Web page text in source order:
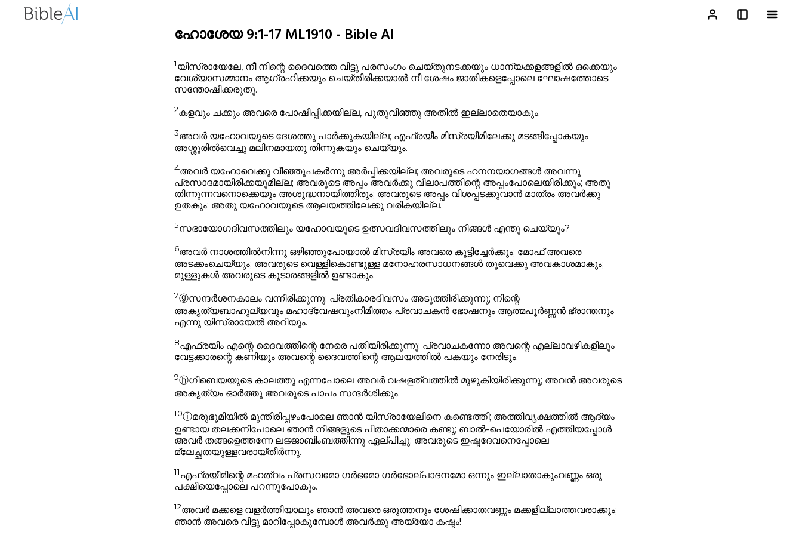
ഹോശേയ 9:1-17 ML1910 - Bible AI
1യിസ്രായേലേ, നീ നിന്റെ ദൈവത്തെ വിട്ടു പരസംഗം ചെയ്തുനടക്കയും ധാന്യക്കളങ്ങളിൽ ഒക്കെയും
വേശ്യാസമ്മാനം ആഗ്രഹിക്കയും ചെയ്തിരിക്കയാൽ നീ ശേഷം ജാതികളെപ്പോലെ ഘോഷത്തോടെ
സന്തോഷിക്കരുതു.
2കളവും ചക്കും അവരെ പോഷിപ്പിക്കയില്ല, പുതുവീഞ്ഞു അതിൽ ഇല്ലാതെയാകും.
3അവർ യഹോവയുടെ ദേശത്തു പാർക്കുകയില്ല; എഫ്രയീം മിസ്രയീമിലേക്കു മടങ്ങിപ്പോകയും
അശ്ശൂരിൽവെച്ചു മലിനമായതു തിന്നുകയും ചെയ്യും.
4അവർ യഹോവെക്കു വീഞ്ഞുപകർന്നു അർപ്പിക്കയില്ല; അവരുടെ ഹനനയാഗങ്ങൾ അവന്നു
പ്രസാദമായിരിക്കയുമില്ല; അവരുടെ അപ്പം അവർക്കു വിലാപത്തിന്റെ അപ്പംപോലെയിരിക്കും; അതു
തിന്നുന്നവനൊക്കെയും അശുദ്ധനായിത്തീരും; അവരുടെ അപ്പം വിശപ്പടക്കുവാൻ മാത്രം അവർക്കു
ഉതകും; അതു യഹോവയുടെ ആലയത്തിലേക്കു വരികയില്ല.
5സഭായോഗദിവസത്തിലും യഹോവയുടെ ഉത്സവദിവസത്തിലും നിങ്ങൾ എന്തു ചെയ്യും?
6അവർ നാശത്തിൽനിന്നു ഒഴിഞ്ഞുപോയാൽ മിസ്രയീം അവരെ കൂട്ടിച്ചേർക്കും; മോഫ് അവരെ
അടക്കംചെയ്യും; അവരുടെ വെള്ളികൊണ്ടുള്ള മനോഹരസാധനങ്ങൾ തൂവെക്കു അവകാശമാകും;
മുള്ളുകൾ അവരുടെ കൂടാരങ്ങളിൽ ഉണ്ടാകും.
7ⓖസന്ദർശനകാലം വന്നിരിക്കുന്നു; പ്രതികാരദിവസം അടുത്തിരിക്കുന്നു; നിന്റെ
അകൃത്യബാഹുല്യവും മഹാദ്വേഷവുംനിമിത്തം പ്രവാചകൻ ഭോഷനും ആത്മപൂർണ്ണൻ ഭ്രാന്തനും
എന്നു യിസ്രായേൽ അറിയും.
8എഫ്രയീം എന്റെ ദൈവത്തിന്റെ നേരെ പതിയിരിക്കുന്നു; പ്രവാചകന്നോ അവന്റെ എല്ലാവഴികളിലും
വേട്ടക്കാരന്റെ കണിയും അവന്റെ ദൈവത്തിന്റെ ആലയത്തിൽ പകയും നേരിടും.
9ⓗഗിബെയയുടെ കാലത്തു എന്നപോലെ അവർ വഷളത്വത്തിൽ മുഴുകിയിരിക്കുന്നു; അവൻ അവരുടെ
അകൃത്യം ഓർത്തു അവരുടെ പാപം സന്ദർശിക്കും.
10ⓘമരുഭൂമിയിൽ മുന്തിരിപ്പഴംപോലെ ഞാൻ യിസ്രായേലിനെ കണ്ടെത്തി; അത്തിവൃക്ഷത്തിൽ ആദ്യം
ഉണ്ടായ തലക്കനിപോലെ ഞാൻ നിങ്ങളുടെ പിതാക്കന്മാരെ കണ്ടു; ബാൽ-പെയോരിൽ എത്തിയപ്പോൾ
അവർ തങ്ങളെത്തന്നേ ലജ്ജാബിംബത്തിന്നു ഏല്പിച്ചു; അവരുടെ ഇഷ്ടദേവനെപ്പോലെ
മ്ലേച്ഛതയുള്ളവരായ്തീർന്നു.
11എഫ്രയീമിന്റെ മഹത്വം പ്രസവമോ ഗർഭമോ ഗർഭോല്പാദനമോ ഒന്നും ഇല്ലാതാകുംവണ്ണം ഒരു
പക്ഷിയെപ്പോലെ പറന്നുപോകും.
12അവർ മക്കളെ വളർത്തിയാലും ഞാൻ അവരെ ഒരുത്തനും ശേഷിക്കാതവണ്ണം മക്കളില്ലാത്തവരാക്കും;
ഞാൻ അവരെ വിട്ടു മാറിപ്പോകുമ്പോൾ അവർക്കു അയ്യോ കഷ്ടം!